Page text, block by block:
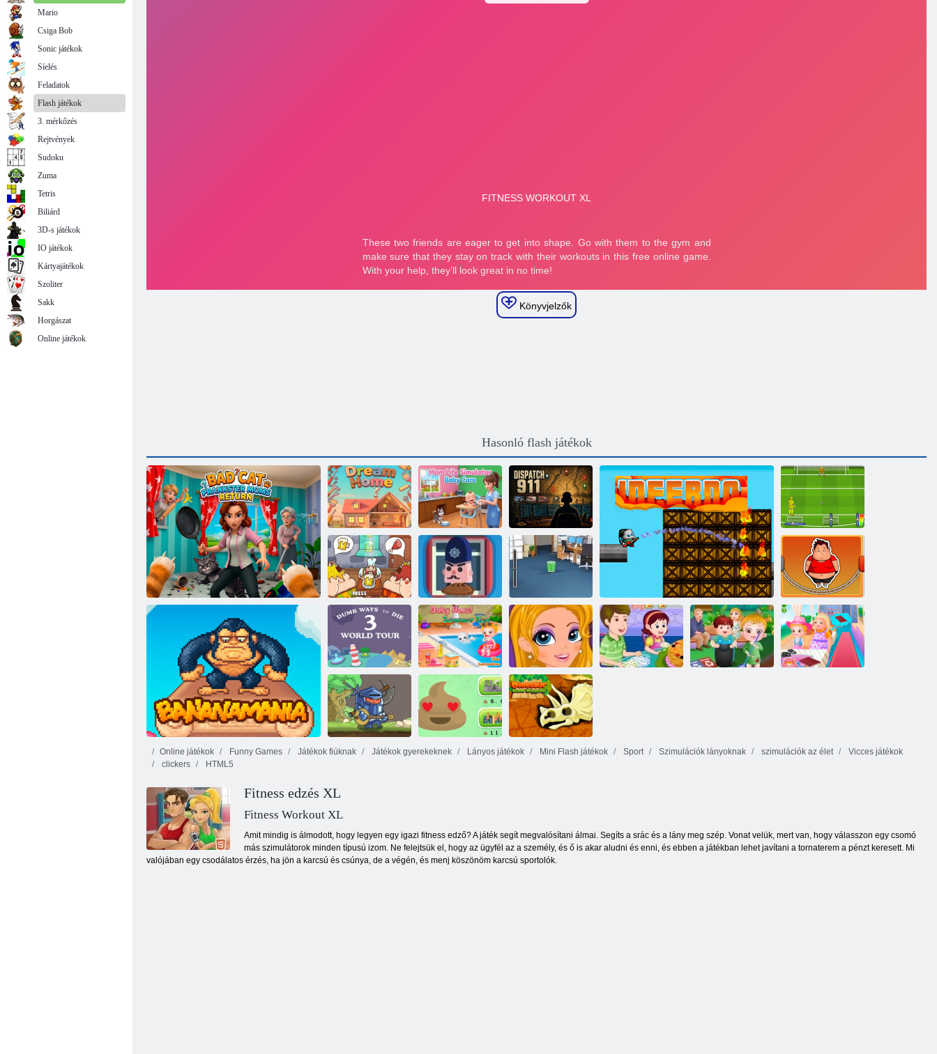
Könyvjelzők
Hasonló flash játékok
Rossz macska tréfacsináló anyukák
visszatérnek
Álom Otthon
Mom Life
Simulator Baby
Care
Büntető
lövöldözés: Euro
Cup 2016
Viking kocsma Pite -támadás
Banán mánia
Dobj el egy
papír multiplayer
-t
Fit Fat
Buta módok a 3
világ turnéjának
halálához
Baba Hazel
Summer Fun
Rossz fogak
átalakítása
Online játékok Funny Games Játékok fiúknak Játékok gyerekeknek Lányos játékok Mini Flash játékok Sport Szimulációk lányoknak szimulációk az élet
Vicces játékok
clickers
HTML5
Fitness edzés XL
Fitness Workout XL
Amit mindig is álmodott, hogy legyen egy igazi fitness edző? A játék segít megvalósítani álmai. Segíts a srác és a lány meg szép. Vonat velük, mert van, hogy válasszon egy csomó
más szimulátorok minden típusú izom. Ne felejtsük el, hogy az ügyfél az a személy, és ő is akar aludni és enni, és ebben a játékban lehet javítani a tornaterem a pénzt keresett. Mi
valójában egy csodálatos érzés, ha jön a karcsú és csúnya, de a végén, és menj köszönöm karcsú sportolók.
Mario
Csiga Bob
Sonic játékok
Síelés
Feladatok
Flash játékok
3. mérkőzés
Rejtvények
Sudoku
Zuma
Tetris
Biliárd
3D-s játékok
IO játékok
Kártyajátékok
Szoliter
Sakk
Horgászat
Online játékok